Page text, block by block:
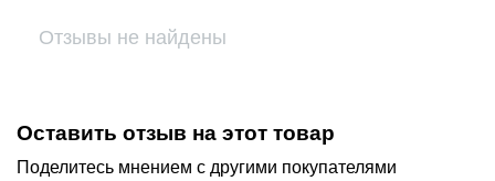
Отзывы не найдены
Оставить отзыв на этот товар
Поделитесь мнением с другими покупателями